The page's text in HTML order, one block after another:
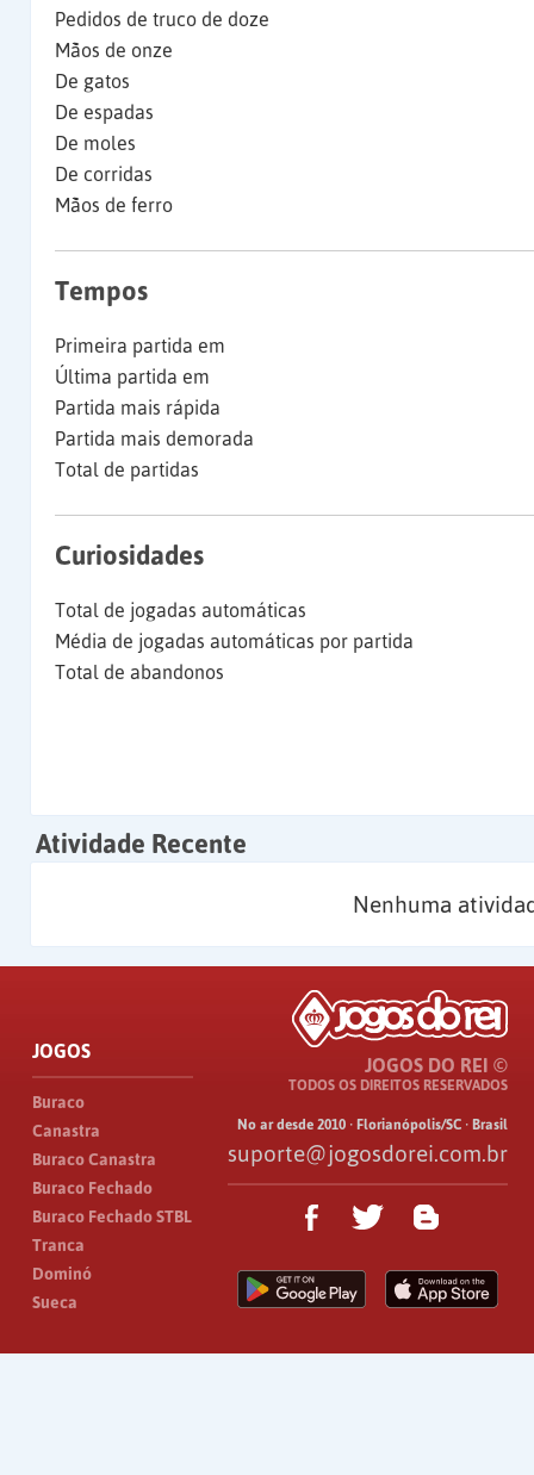
Pedidos de truco de doze
Mãos de onze
De gatos
De espadas
De moles
De corridas
Mãos de ferro
Tempos
Primeira partida em
Última partida em
Partida mais rápida
Partida mais demorada
Total de partidas
Curiosidades
Total de jogadas automáticas
Média de jogadas automáticas por partida
Total de abandonos
Atividade Recente
Nenhuma
JOGOS
Buraco
Canastra
Buraco Canastra
Buraco Fechado
Buraco Fechado STBL
Tranca
Dominó
Sueca
JOGOS DO REI ©
TODOS OS DIREITOS RESERVADOS
No ar desde 2010 · Florianópolis/SC · Brasil
suporte@jogosdorei.com.br